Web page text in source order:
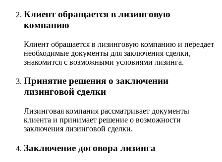
Клиент обращается в лизинговую
компанию
Клиент обращается в лизинговую компанию и передает
необходимые документы для заключения сделки,
знакомится с возможными условиями лизинга.
Принятие решения о заключении
лизинговой сделки
Лизинговая компания рассматривает документы
клиента и принимает решение о возможности
заключения лизинговой сделки.
Заключение договора лизинга